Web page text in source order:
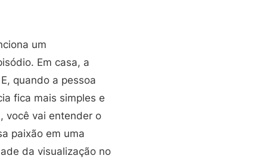
um
Em casa, a
quando a pessoa
fica mais simples e
você vai entender o
paixão em uma
da visualização no